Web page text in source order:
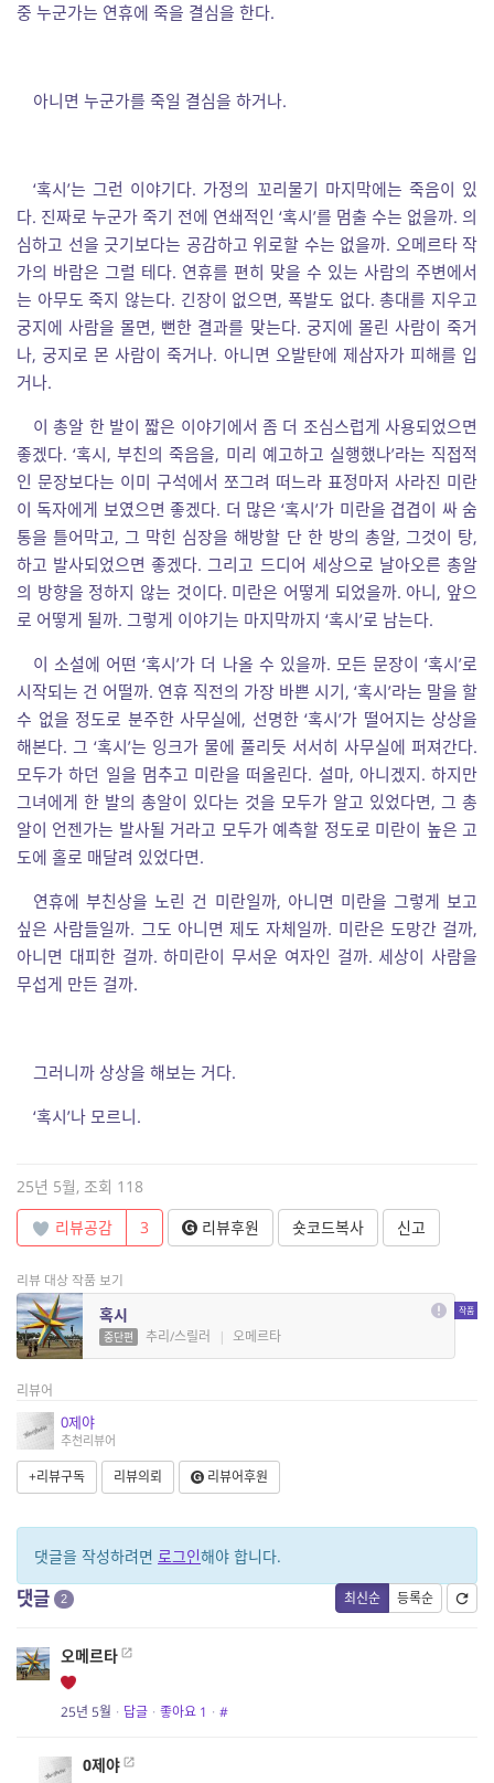
중 누군가는 연휴에 죽을 결심을 한다.
아니면 누군가를 죽일 결심을 하거나.
‘혹시’는 그런 이야기다. 가정의 꼬리물기 마지막에는 죽음이 있
다. 진짜로 누군가 죽기 전에 연쇄적인 ‘혹시’를 멈출 수는 없을까. 의
심하고 선을 긋기보다는 공감하고 위로할 수는 없을까. 오메르타 작
가의 바람은 그럴 테다. 연휴를 편히 맞을 수 있는 사람의 주변에서
는 아무도 죽지 않는다. 긴장이 없으면, 폭발도 없다. 총대를 지우고
궁지에 사람을 몰면, 뻔한 결과를 맞는다. 궁지에 몰린 사람이 죽거
나, 궁지로 몬 사람이 죽거나. 아니면 오발탄에 제삼자가 피해를 입
거나.
이 총알 한 발이 짧은 이야기에서 좀 더 조심스럽게 사용되었으면
좋겠다. ‘혹시, 부친의 죽음을, 미리 예고하고 실행했나’라는 직접적
인 문장보다는 이미 구석에서 쪼그려 떠느라 표정마저 사라진 미란
이 독자에게 보였으면 좋겠다. 더 많은 ‘혹시’가 미란을 겹겹이 싸 숨
통을 틀어막고, 그 막힌 심장을 해방할 단 한 방의 총알, 그것이 탕,
하고 발사되었으면 좋겠다. 그리고 드디어 세상으로 날아오른 총알
의 방향을 정하지 않는 것이다. 미란은 어떻게 되었을까. 아니, 앞으
로 어떻게 될까. 그렇게 이야기는 마지막까지 ‘혹시’로 남는다.
이 소설에 어떤 ‘혹시’가 더 나올 수 있을까. 모든 문장이 ‘혹시’로
시작되는 건 어떨까. 연휴 직전의 가장 바쁜 시기, ‘혹시’라는 말을 할
수 없을 정도로 분주한 사무실에, 선명한 ‘혹시’가 떨어지는 상상을
해본다. 그 ‘혹시’는 잉크가 물에 풀리듯 서서히 사무실에 퍼져간다.
모두가 하던 일을 멈추고 미란을 떠올린다. 설마, 아니겠지. 하지만
그녀에게 한 발의 총알이 있다는 것을 모두가 알고 있었다면, 그 총
알이 언젠가는 발사될 거라고 모두가 예측할 정도로 미란이 높은 고
도에 홀로 매달려 있었다면.
연휴에 부친상을 노린 건 미란일까, 아니면 미란을 그렇게 보고
싶은 사람들일까. 그도 아니면 제도 자체일까. 미란은 도망간 걸까,
아니면 대피한 걸까. 하미란이 무서운 여자인 걸까. 세상이 사람을
무섭게 만든 걸까.
그러니까 상상을 해보는 거다.
‘혹시’나 모르니.
25년 5월, 조회 118
리뷰공감
3 리뷰후원 숏코드복사 신고
리뷰 대상 작품 보기
혹시
중단편 추리/스릴러 | 오메르타
리뷰어
0제야
추천리뷰어
+리뷰구독 리뷰의뢰 리뷰어후원
댓글을 작성하려면 로그인해야 합니다.
최신순 등록순
댓글 2
오메르타
25년 5월 · 답글 · 좋아요 1 · #
0제야